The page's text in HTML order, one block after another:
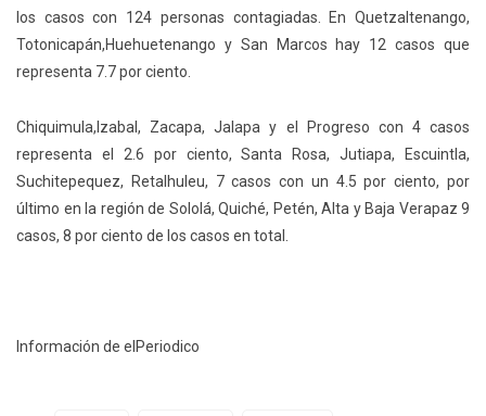
los casos con 124 personas contagiadas. En Quetzaltenango,
Totonicapán,Huehuetenango y San Marcos hay 12 casos que
representa 7.7 por ciento.
Chiquimula,Izabal, Zacapa, Jalapa y el Progreso con 4 casos
representa el 2.6 por ciento, Santa Rosa, Jutiapa, Escuintla,
Suchitepequez, Retalhuleu, 7 casos con un 4.5 por ciento, por
último en la región de Sololá, Quiché, Petén, Alta y Baja Verapaz 9
casos, 8 por ciento de los casos en total.
Información de elPeriodico